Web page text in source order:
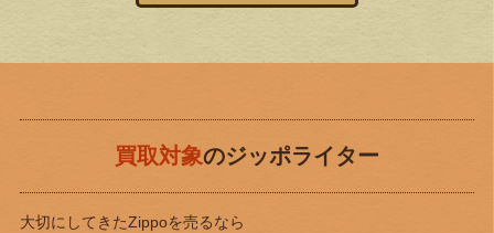
買取対象のジッポライター
大切にしてきたZippoを売るなら